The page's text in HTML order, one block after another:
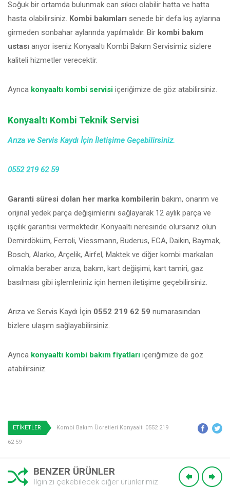
Soğuk bir ortamda bulunmak can sıkıcı olabilir hatta ve hatta
hasta olabilirsiniz. Kombi bakımları senede bir defa kış aylarına
girmeden sonbahar aylarında yapılmalıdır. Bir kombi bakım
ustası arıyor iseniz Konyaaltı Kombi Bakım Servisimiz sizlere
kaliteli hizmetler verecektir.
Ayrıca konyaaltı kombi servisi içeriğimize de göz atabilirsiniz.
Konyaaltı Kombi Teknik Servisi
Arıza ve Servis Kaydı İçin İletişime Geçebilirsiniz.
0552 219 62 59
Garanti süresi dolan her marka kombilerin bakım, onarım ve
orijinal yedek parça değişimlerini sağlayarak 12 aylık parça ve
işçilik garantisi vermektedir. Konyaaltı neresinde olursanız olun
Demirdöküm, Ferroli, Viessmann, Buderus, ECA, Daikin, Baymak,
Bosch, Alarko, Arçelik, Airfel, Maktek ve diğer kombi markaları
olmakla beraber arıza, bakım, kart değişimi, kart tamiri, gaz
basılması gibi işlemleriniz için hemen iletişime geçebilirsiniz.
Arıza ve Servis Kaydı İçin 0552 219 62 59 numarasından
bizlere ulaşım sağlayabilirsiniz.
Ayrıca konyaaltı kombi bakım fiyatları içeriğimize de göz
atabilirsiniz.
ETİKETLER Kombi Bakım Ücretleri Konyaaltı 0552 219
62 59
BENZER ÜRÜNLER
İlginizi çekebilecek diğer ürünlerimiz